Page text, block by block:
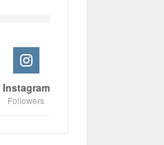
Instagram
Followers